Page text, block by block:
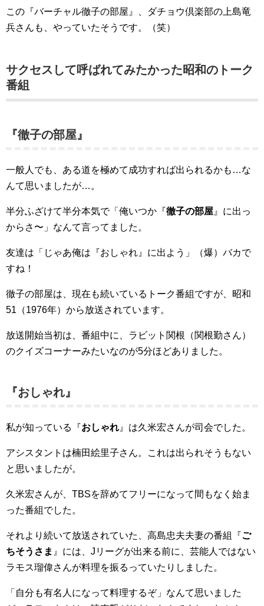
この『バーチャル徹子の部屋』、ダチョウ倶楽部の上島竜
兵さんも、やっていたそうです。（笑）
サクセスして呼ばれてみたかった昭和のトーク
番組
『徹子の部屋』
一般人でも、ある道を極めて成功すれば出られるかも…な
んて思いましたが…。
半分ふざけて半分本気で「俺いつか『徹子の部屋 』に出っ
からさ〜」なんて言ってました。
友達は「じゃあ俺は『おしゃれ』に出よう」（爆）バカで
すね！
徹子の部屋は、現在も続いているトーク番組ですが、昭和
51（1976年）から放送されています。
放送開始当初は、番組中に、ラビット関根（関根勤さん）
のクイズコーナーみたいなのが5分ほどありました。
『おしゃれ』
私が知っている『おしゃれ 』は久米宏さんが司会でした。
アシスタントは楠田絵里子さん。これは出られそうもない
と思いましたが。
久米宏さんが、TBSを辞めてフリーになって間もなく始ま
った番組でした。
それより続いて放送されていた、高島忠夫夫妻の番組『ご
ちそうさま 』には、Jリーグが出来る前に、芸能人ではない
ラモス瑠偉さんが料理を振るっていたりしました。
「自分も有名人になって料理するぞ」なんて思いました